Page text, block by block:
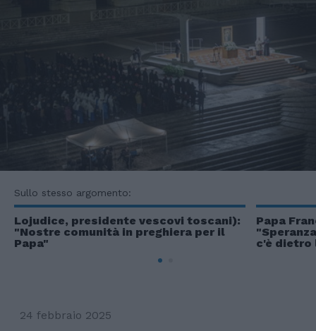
Sullo stesso argomento:
Lojudice, presidente vescovi toscani):
"Nostre comunità in preghiera per il
Papa"
Papa
c'è dietro
24 febbraio 2025